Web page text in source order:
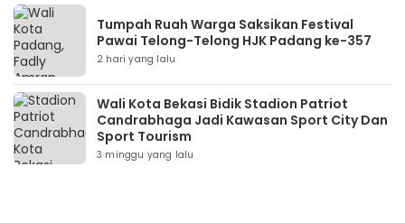
Tumpah Ruah Warga Saksikan Festival
Pawai Telong-Telong HJK Padang ke-357
2 hari yang lalu
Wali Kota Bekasi Bidik Stadion Patriot
Candrabhaga Jadi Kawasan Sport City Dan
Sport Tourism
3 minggu yang lalu